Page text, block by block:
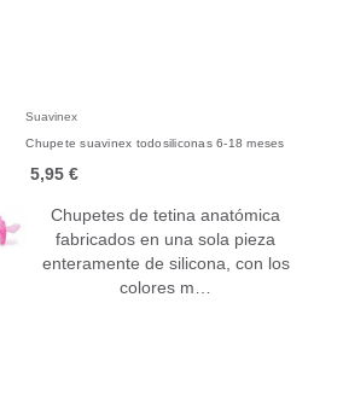
Suavinex
Chupete suavinex todosiliconas 6-18 meses
5,95 €
Chupetes de tetina anatómica
fabricados en una sola pieza
enteramente de silicona, con los
colores m…